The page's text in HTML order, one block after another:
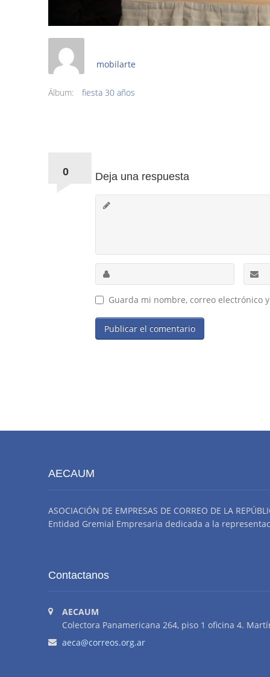
mobilarte
Álbum: fiesta 30 años
0
Deja una respuesta
Guarda mi nombre, correo electrónico
AECAUM
ASOCIACIÓN DE EMPRESAS DE CORREO DE LA
Entidad Gremial Empresaria dedicada a la
Contactanos
AECAUM
Colectora Panamericana 264, piso 1 oficina 4.
aeca@correos.org.ar